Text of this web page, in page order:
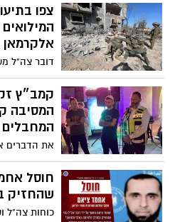
ומלווה
לטובת
הארץ.
המעבדים את
להם בגינה
צפו
אלקרמאן
דובר צה"ל
מהלחימה
המילואים
אלקרמאן
ותשתיות
קמב״ץ
המסיבה
את הדברים
באשדוד,
בכבודם של
בימים
חוסל
שהחזיק ב 1000 בני ערובה
כוחות צה"ל